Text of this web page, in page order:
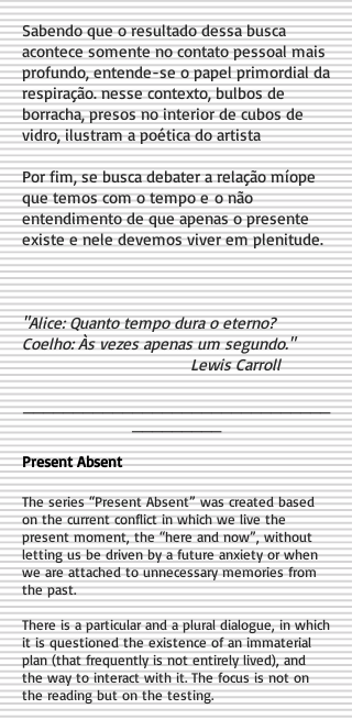
Sabendo que o resultado dessa busca
acontece somente no contato pessoal mais
profundo, entende-se o papel primordial da
respiração. nesse contexto, bulbos de
borracha, presos no interior de cubos de
vidro, ilustram a poética do artista
Por fim, se busca debater a relação míope
que temos com o tempo e o não
entendimento de que apenas o presente
existe e nele devemos viver em plenitude.
"Alice: Quanto tempo dura o eterno?
Coelho: Às vezes apenas um segundo."
Lewis Carroll
_______________________________
_________
Present Absent
The series “Present Absent” was created based
on the current conflict in which we live the
present moment, the “here and now”, without
letting us be driven by a future anxiety or when
we are attached to unnecessary memories from
the past.
There is a particular and a plural dialogue, in which
it is questioned the existence of an immaterial
plan (that frequently is not entirely lived), and
the way to interact with it. The focus is not on
the reading but on the testing.